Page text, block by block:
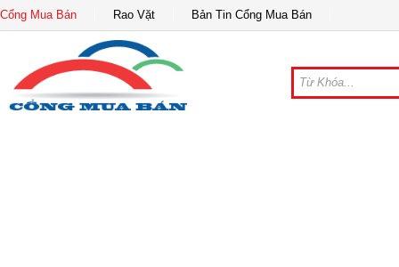
Cổng Mua Bán Rao Vặt Bản Tin Cổng Mua Bán